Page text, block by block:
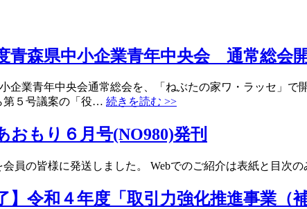
青森県中小企業青年中央会 通常総会
企業青年中央会通常総会を、「ねぶたの家ワ・ラッセ」
第５号議案の「役… 続きを読む >>
おもり６月号(NO980)発刊
員の皆様に発送しました。 Webでのご紹介は表紙と目次
】令和４年度「取引力強化推進事業（